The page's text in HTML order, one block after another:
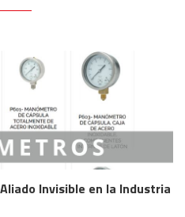
Invisible en la Industria